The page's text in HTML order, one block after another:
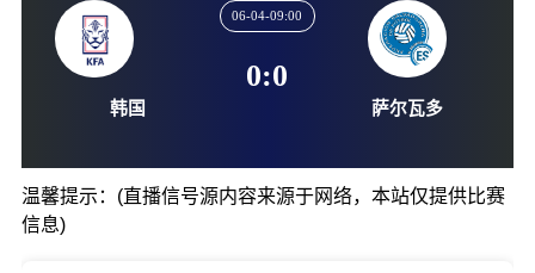
0:0
温馨提示：(直播信号源内容来源于网络，本站仅提供比赛
信息)